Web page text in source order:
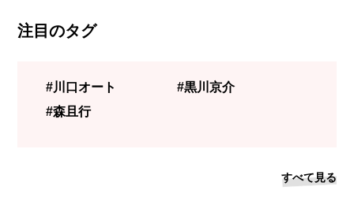
注目のタグ
#川口オート
#黒川京介
#森且行
すべて見る